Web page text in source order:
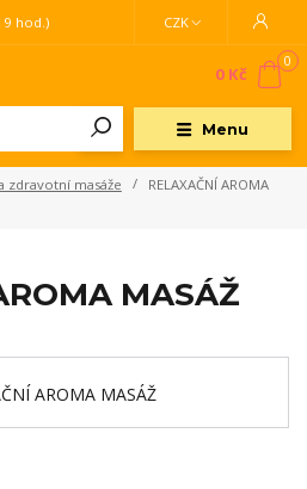
Menu
CZK
hod.)
0
0 Kč
zdravotní masáže
RELAXAČNÍ AROMA
MASÁŽ